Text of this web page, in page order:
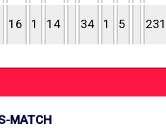
16 1 14 34 1 5 231
MATCH